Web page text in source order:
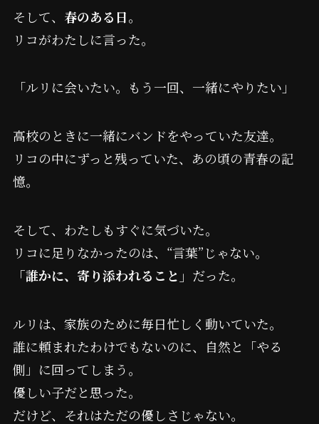
そして、 春のある日。
リコがわたしに言った。
「ルリに会いたい。もう一回、一緒にやりたい」
高校のときに一緒にバンドをやっていた友達。
リコの中にずっと残っていた、あの頃の青春の記
憶。
そして、わたしもすぐに気づいた。
リコに足りなかったのは、“言葉”じゃない。
「誰かに、寄り添われること」 だった。
ルリは、家族のために毎日忙しく動いていた。
誰に頼まれたわけでもないのに、自然と「やる
側」に回ってしまう。
優しい子だと思った。
だけど、それはただの優しさじゃない。